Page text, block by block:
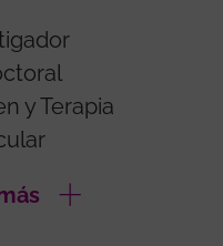
y Terapia